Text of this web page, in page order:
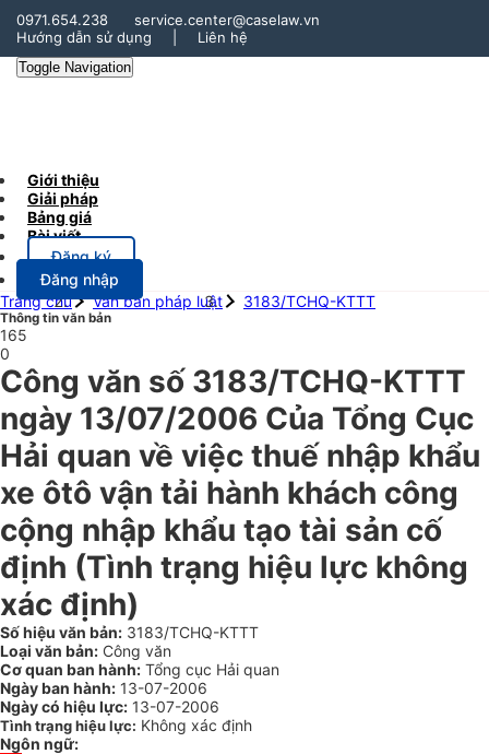
0971.654.238
service.center@caselaw.vn
Hướng dẫn sử dụng
Liên hệ
Toggle Navigation
Giới thiệu
Giải pháp
Bảng giá
Bài viết
Đăng ký
Đăng nhập
Trang chủ
Văn bản pháp luật 3183/TCHQ-KTTT
Thông tin văn bản
165
0
Công văn số 3183/TCHQ-KTTT
ngày 13/07/2006 Của Tổng Cục
Hải quan về việc thuế nhập khẩu
xe ôtô vận tải hành khách công
cộng nhập khẩu tạo tài sản cố
định (Tình trạng hiệu lực không
xác định)
Số hiệu văn bản: 3183/TCHQ-KTTT
Loại văn bản: Công văn
Cơ quan ban hành: Tổng cục Hải quan
Ngày ban hành: 13-07-2006
Ngày có hiệu lực: 13-07-2006
Tình trạng hiệu lực: Không xác định
Ngôn ngữ: